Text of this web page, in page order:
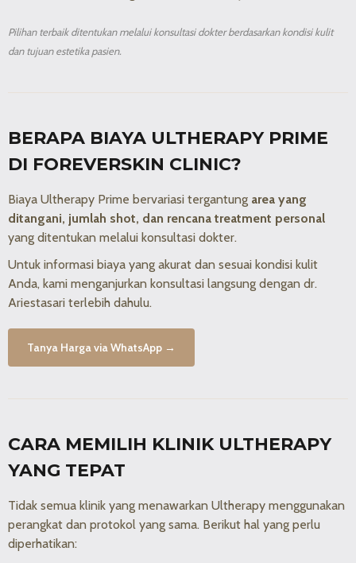
Pilihan terbaik ditentukan melalui konsultasi dokter berdasarkan kondisi kulit
dan tujuan estetika pasien.
BERAPA BIAYA ULTHERAPY PRIME
DI FOREVERSKIN CLINIC?
Biaya Ultherapy Prime bervariasi tergantung area yang
ditangani, jumlah shot, dan rencana treatment personal
yang ditentukan melalui konsultasi dokter.
Untuk informasi biaya yang akurat dan sesuai kondisi kulit
Anda, kami menganjurkan konsultasi langsung dengan dr.
Ariestasari terlebih dahulu.
Tanya Harga via WhatsApp →
CARA MEMILIH KLINIK ULTHERAPY
YANG TEPAT
Tidak semua klinik yang menawarkan Ultherapy menggunakan
perangkat dan protokol yang sama. Berikut hal yang perlu
diperhatikan: